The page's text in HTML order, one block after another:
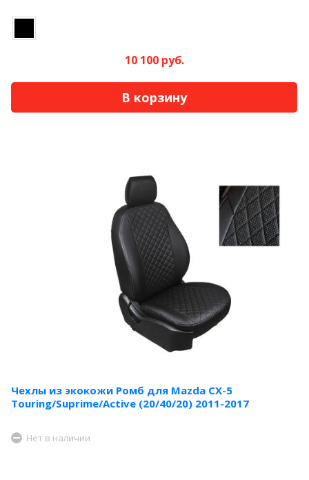
10 100 руб.
В корзину
Чехлы из экокожи Ромб для Mazda CX-5
Touring/Suprime/Active (20/40/20) 2011-2017
Нет в наличии